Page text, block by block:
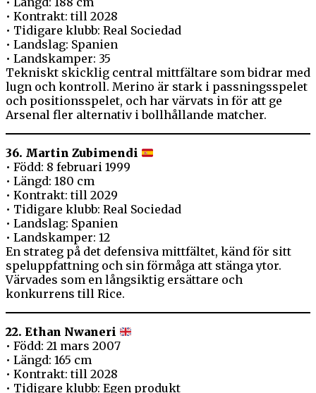
• Kontrakt: till 2028
• Tidigare klubb: Real Sociedad
• Landslag: Spanien
• Landskamper: 35
Tekniskt skicklig central mittfältare som bidrar med
lugn och kontroll. Merino är stark i passningsspelet
och positionsspelet, och har värvats in för att ge
Arsenal fler alternativ i bollhållande matcher.
36. Martin Zubimendi
• Född: 8 februari 1999
• Längd: 180 cm
• Kontrakt: till 2029
• Tidigare klubb: Real Sociedad
• Landslag: Spanien
• Landskamper: 12
En strateg på det defensiva mittfältet, känd för sitt
speluppfattning och sin förmåga att stänga ytor.
Värvades som en långsiktig ersättare och
konkurrens till Rice.
22. Ethan Nwaneri
• Född: 21 mars 2007
• Längd: 165 cm
• Kontrakt: till 2028
• Tidigare klubb: Egen produkt